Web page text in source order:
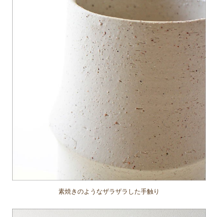
素焼きのようなザラザラした手触り